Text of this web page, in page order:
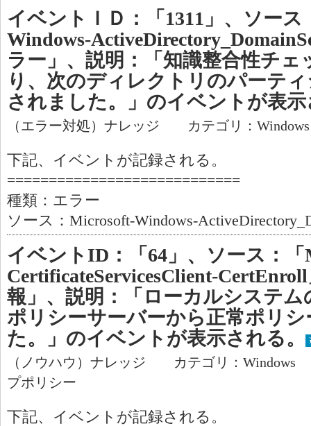
イベントＩＤ：「1311」、ソース
Windows-
ラー」、説明：「知識整合性チェ
り、次のディレクトリのパーテ
されました。」のイベントが表
（エラー対処）ナレッジ カテゴリ：
下記、イベントが記録される。
============================
種類：エラー
ソース：Microsoft-Windows-
イベントID：「64」、ソース：「
CertificateServicesClient-
報」、説明：「ローカルシステム
ポリシーサーバーから正常ポリ
た。」のイベントが表示される。
（ノウハウ）ナレッジ カテゴリ：Windows
プポリシー
下記、イベントが記録される。